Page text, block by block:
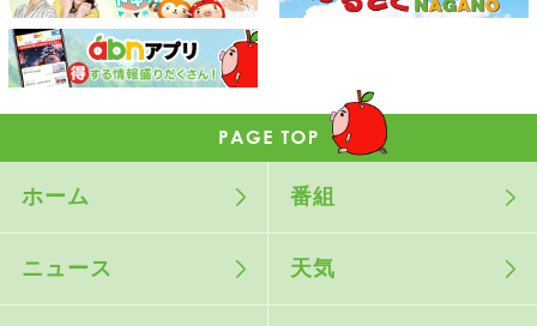
ホーム 番組
ニュース 天気